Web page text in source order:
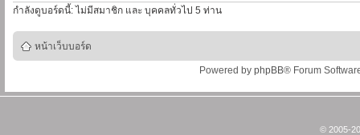
กำลังดูบอร์ดนี้: ไม่มีสมาชิก และ บุคคลทั่วไป 5 ท่าน
หน้าเว็บบอร์ด
Powered by phpBB® Forum
© 2005-